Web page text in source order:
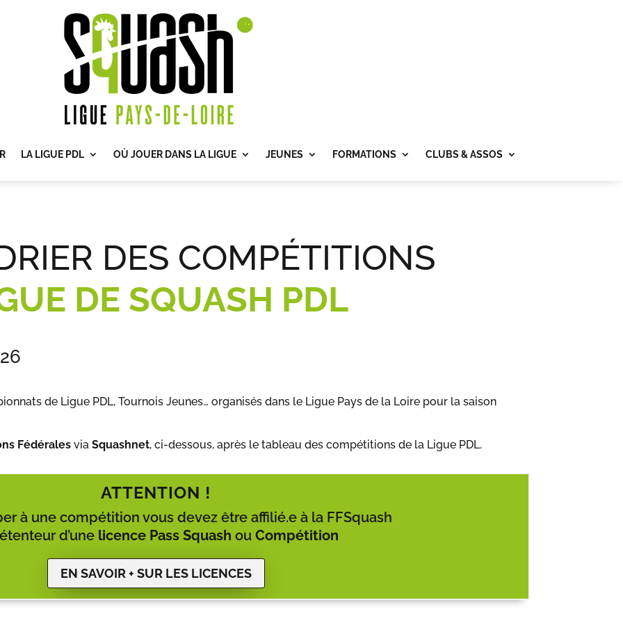
LA LIGUE PDL OÙ JOUER DANS LA LIGUE JEUNES FORMATIONS CLUBS & ASSOS
DES COMPÉTITIONS
DE SQUASH PDL
de Ligue PDL, Tournois Jeunes… organisés dans le Ligue Pays de la Loire pour la saison
Fédérales viaSquashnet, ci-dessous, après le tableau des compétitions de la Ligue PDL.
ATTENTION !
à une compétition vous devez être affilié.e à la FFSquash
d’une licence Pass Squash ou Compétition
EN SAVOIR + SUR LES LICENCES